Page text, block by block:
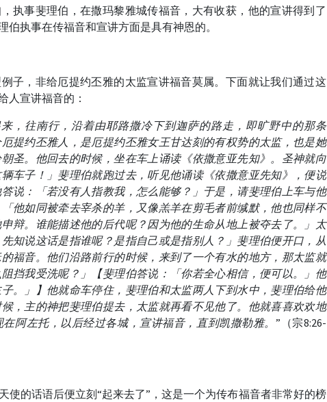
执事斐理伯，在撒玛黎雅城传福音，大有收获，他的宣讲得到了
伯执事在传福音和宣讲方面是具有神恩的。
子，非给厄提约丕雅的太监宣讲福音莫属。下面就让我们通过这
人宣讲福音的：
，往南行，沿着由耶路撒冷下到迦萨的路走，即旷野中的那条
提约丕雅人，是厄提约丕雅女王甘达刻的有权势的太监，也是她
圣。他回去的时候，坐在车上诵读《依撒意亚先知》。圣神就向
车子！」斐理伯就跑过去，听见他诵读《依撒意亚先知》，便说
说：「若没有人指教我，怎么能够？」于是，请斐理伯上车与他
他如同被牵去宰杀的羊，又像羔羊在剪毛者前缄默，他也同样不
辩。谁能描述他的后代呢？因为他的生命从地上被夺去了。」太
知说这话是指谁呢？是指自己或是指别人？」斐理伯便开口，从
福音。他们沿路前行的时候，来到了一个有水的地方，那太监就
挡我受洗呢？」【斐理伯答说：「你若全心相信，便可以。」他
。」】他就命车停住，斐理伯和太监两人下到水中，斐理伯给他
，主的神把斐理伯提去，太监就再看不见他了。他就喜喜欢欢地
阿左托，以后经过各城，宣讲福音，直到凯撒勒雅。”（宗8:26-
使的话语后便立刻“起来去了”，这是一个为传布福音者非常好的榜